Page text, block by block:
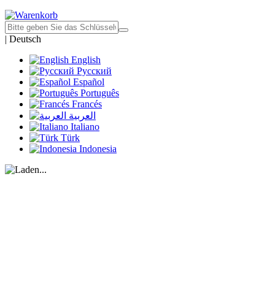
| Deutsch
English
Русский
Español
Português
Francés
العربية
Italiano
Türk
Indonesia